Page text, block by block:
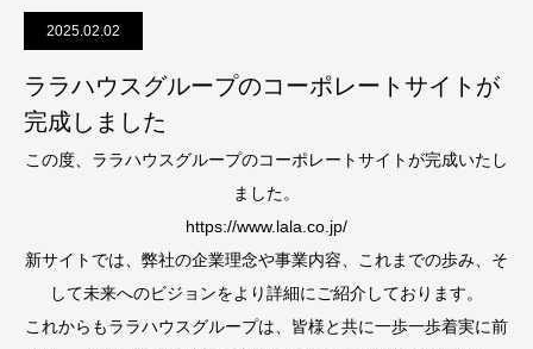
2025.02.02
ララハウスグループのコーポレートサイトが
完成しました
この度、ララハウスグループのコーポレートサイトが完成いたし
ました。
https://www.lala.co.jp/
新サイトでは、弊社の企業理念や事業内容、これまでの歩み、そ
して未来へのビジョンをより詳細にご紹介しております。
これからもララハウスグループは、皆様と共に一歩一歩着実に前